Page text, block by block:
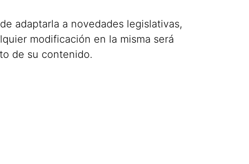
adaptarla a novedades legislativas,
modificación en la misma será
de su contenido.